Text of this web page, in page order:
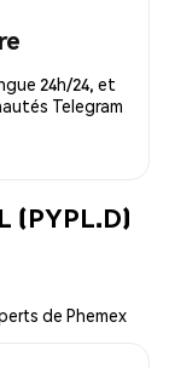
24h/24, et
Telegram
(PYPL.D)
de Phemex